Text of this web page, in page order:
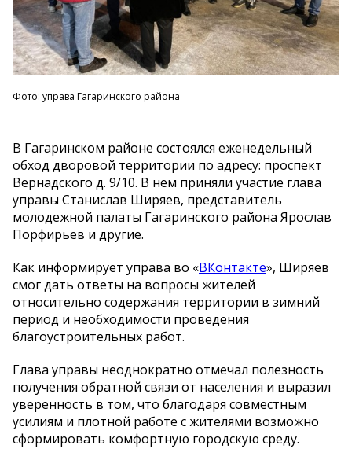
Фото: управа Гагаринского района
В Гагаринском районе состоялся еженедельный
обход дворовой территории по адресу: проспект
Вернадского д. 9/10. В нем приняли участие глава
управы Станислав Ширяев, представитель
молодежной палаты Гагаринского района Ярослав
Порфирьев и другие.
Как информирует управа во «ВКонтакте», Ширяев
смог дать ответы на вопросы жителей
относительно содержания территории в зимний
период и необходимости проведения
благоустроительных работ.
Глава управы неоднократно отмечал полезность
получения обратной связи от населения и выразил
уверенность в том, что благодаря совместным
усилиям и плотной работе с жителями возможно
сформировать комфортную городскую среду.